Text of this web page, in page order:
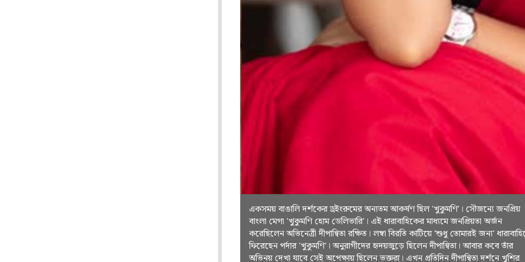
একসময় বাঙালি দর্শকের ড্রইংরুমের অন্যতম আকর্ষণ ছিল 'খুকুমণি'। সৌজন্যে জনপ্রিয়
বাংলা মেগা 'খুকুমণি হোম ডেলিভারি'। এই ধারাবাহিকের মাধ্যমে জনপ্রিয়তা অর্জন
করেছিলেন অভিনেত্রী দীপান্বিতা রক্ষিত। লম্বা বিরতি কাটিয়ে 'শুধু তোমারই জন্য'
ফিরেছেন পর্দার 'খুকুমণি'। অনুরাগীদের হৃদয়জুড়ে ছিলেন দীপান্বিতা। আবার কবে তাঁর
অভিনয় দেখা যাবে সেই অপেক্ষায় ছিলেন ভক্তরা। এখন প্রতিদিন দীপান্বিতা দর্শনে খুশির